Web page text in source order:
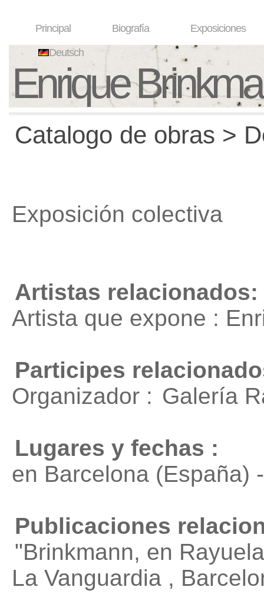
Principal Biografía Exposiciones
Deutsch
Enrique
Catalogo de obras >
Exposición colectiva
Artistas relacionados:
Artista que expone :
Participes
Organizador : Galería
Lugares y fechas :
en Barcelona (España)
Publicaciones
"Brinkmann, en
La Vanguardia ,